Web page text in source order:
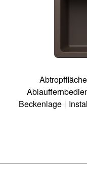
Beckenlage |